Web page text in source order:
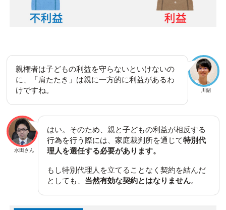
川副
親権者は子どもの利益を守らないといけないの
に、「肩たたき」は親に一方的に利益があるわ
けですね。
水田さん
はい。そのため、親と子どもの利益が相反する
行為を行う際には、家庭裁判所を通じて特別代
理人を選任する必要があります。
もし特別代理人を立てることなく契約を結んだ
としても、 当然有効な契約とはなりません。